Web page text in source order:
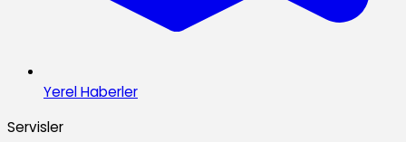
Yerel Haberler
Servisler